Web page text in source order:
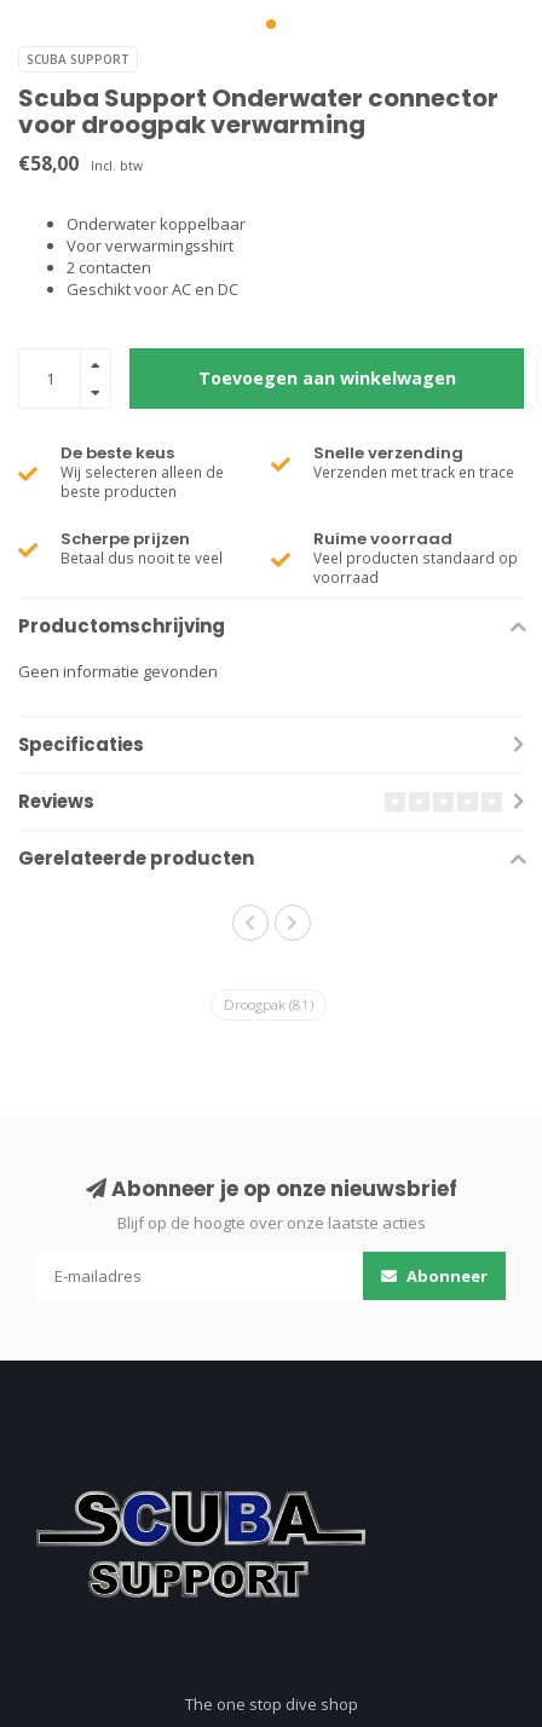
SCUBA SUPPORT
Scuba Support Onderwater connector
voor droogpak verwarming
€58,00 Incl. btw
Onderwater koppelbaar
Voor verwarmingsshirt
2 contacten
Geschikt voor AC en DC
Toevoegen aan winkelwagen
De beste keus
Wij selecteren alleen de
beste producten
Snelle verzending
Verzenden met track en trace
Scherpe prijzen
Betaal dus nooit te veel
Ruime voorraad
Veel producten standaard op
voorraad
Productomschrijving
Geen informatie gevonden
Specificaties
Reviews
Gerelateerde producten
Droogpak (81)
Abonneer je op onze nieuwsbrief
Blijf op de hoogte over onze laatste acties
Abonneer
The one stop dive shop